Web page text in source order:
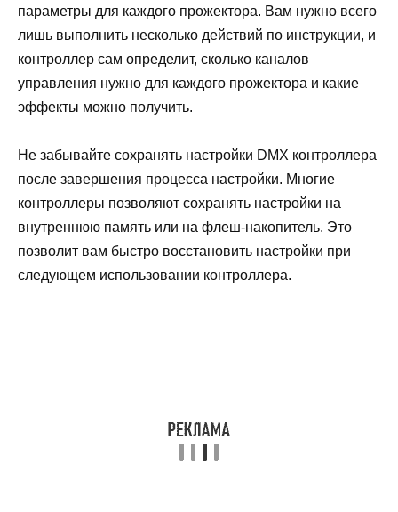
параметры для каждого прожектора. Вам нужно всего
лишь выполнить несколько действий по инструкции, и
контроллер сам определит, сколько каналов
управления нужно для каждого прожектора и какие
эффекты можно получить.
Не забывайте сохранять настройки DMX контроллера
после завершения процесса настройки. Многие
контроллеры позволяют сохранять настройки на
внутреннюю память или на флеш-накопитель. Это
позволит вам быстро восстановить настройки при
следующем использовании контроллера.